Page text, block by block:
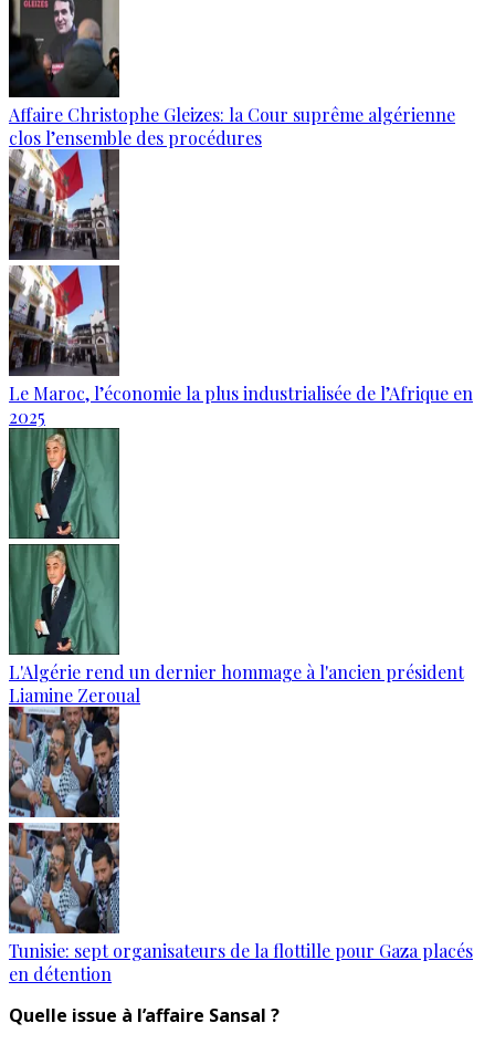
Affaire Christophe Gleizes: la Cour suprême algérienne
clos l’ensemble des procédures
Le Maroc, l’économie la plus industrialisée de l’Afrique en
2025
L'Algérie rend un dernier hommage à l'ancien président
Liamine Zeroual
Tunisie: sept organisateurs de la flottille pour Gaza placés
en détention
Quelle issue à l’affaire Sansal ?